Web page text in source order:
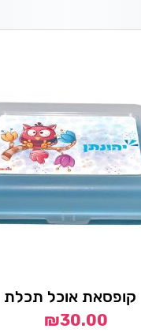
קופסאת אוכל תכלת
₪30.00